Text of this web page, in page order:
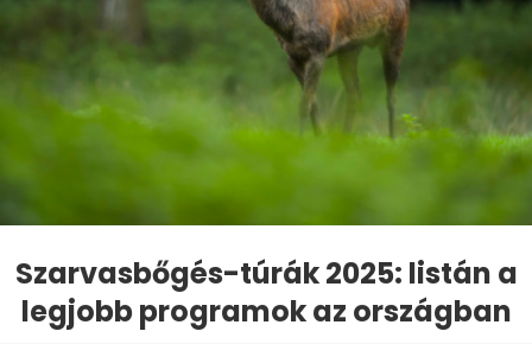
Szarvasbőgés-túrák 2025: listán a
legjobb programok az országban